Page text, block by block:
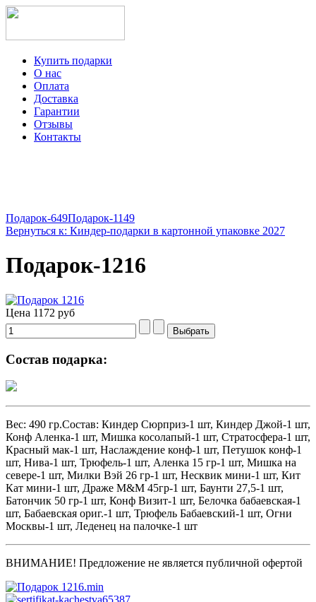
Купить подарки
О нас
Оплата
Доставка
Гарантии
Отзывы
Контакты
Подарок-649Подарок-1149
Вернуться к: Киндер-подарки в картонной упаковке 2027
Подарок-1216
Цена 1172 руб
Состав подарка:
Вес: 490 гр.Состав: Киндер Сюрприз-1 шт, Киндер Джой-1 шт,
Конф Аленка-1 шт, Мишка косолапый-1 шт, Стратосфера-1 шт,
Красный мак-1 шт, Наслаждение конф-1 шт, Петушок конф-1
шт, Нива-1 шт, Трюфель-1 шт, Аленка 15 гр-1 шт, Мишка на
севере-1 шт, Милки Вэй 26 гр-1 шт, Несквик мини-1 шт, Кит
Кат мини-1 шт, Драже M&M 45гр-1 шт, Баунти 27,5-1 шт,
Батончик 50 гр-1 шт, Конф Визит-1 шт, Белочка бабаевская-1
шт, Бабаевская ориг.-1 шт, Трюфель Бабаевский-1 шт, Огни
Москвы-1 шт, Леденец на палочке-1 шт
ВНИМАНИЕ! Предложение не является публичной офертой